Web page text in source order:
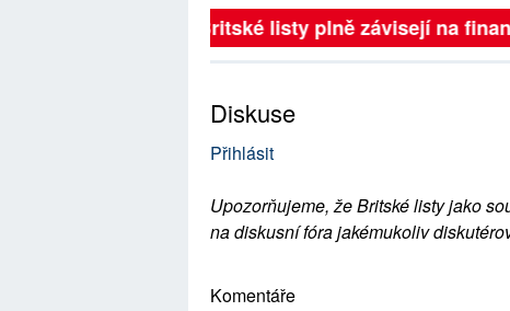
Britské listy plně závisejí na
Diskuse
Přihlásit
Upozorňujeme, že Britské listy jako
na diskusní fóra jakémukoliv
Komentáře